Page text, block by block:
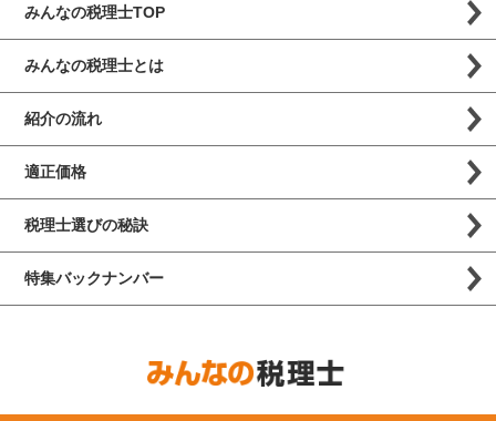
みんなの税理士TOP
みんなの税理士とは
紹介の流れ
適正価格
税理士選びの秘訣
特集バックナンバー